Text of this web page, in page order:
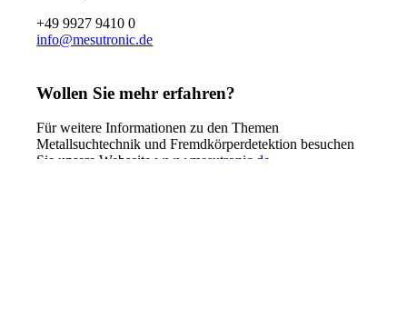
+49 9927 9410 0
info@mesutronic.de
Wollen Sie mehr erfahren?
Für weitere Informationen zu den Themen
Metallsuchtechnik und Fremdkörperdetektion besuchen
Sie unsere Webseitewww.mesutronic.de